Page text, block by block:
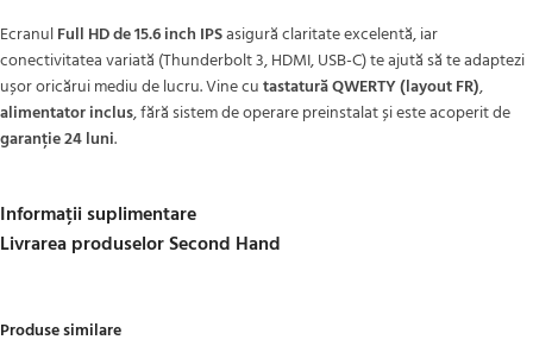
EcranulFull HD de 15.6 inch IPSasigură claritate excelentă, iar
conectivitatea variată (Thunderbolt 3, HDMI, USB-C) te ajută să te adaptezi
ușor oricărui mediu de lucru. Vine cutastatură QWERTY (layout FR),
alimentator inclus, fără sistem de operare preinstalat și este acoperit de
garanție 24 luni.
Informații suplimentare
Livrarea produselor Second Hand
Produse similare